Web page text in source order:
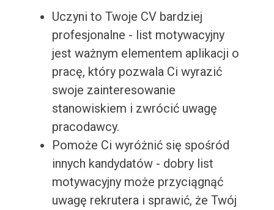
Uczyni to Twoje CV bardziej
profesjonalne - list motywacyjny
jest ważnym elementem aplikacji o
pracę, który pozwala Ci wyrazić
swoje zainteresowanie
stanowiskiem i zwrócić uwagę
pracodawcy.
Pomoże Ci wyróżnić się spośród
innych kandydatów - dobry list
motywacyjny może przyciągnąć
uwagę rekrutera i sprawić, że Twój